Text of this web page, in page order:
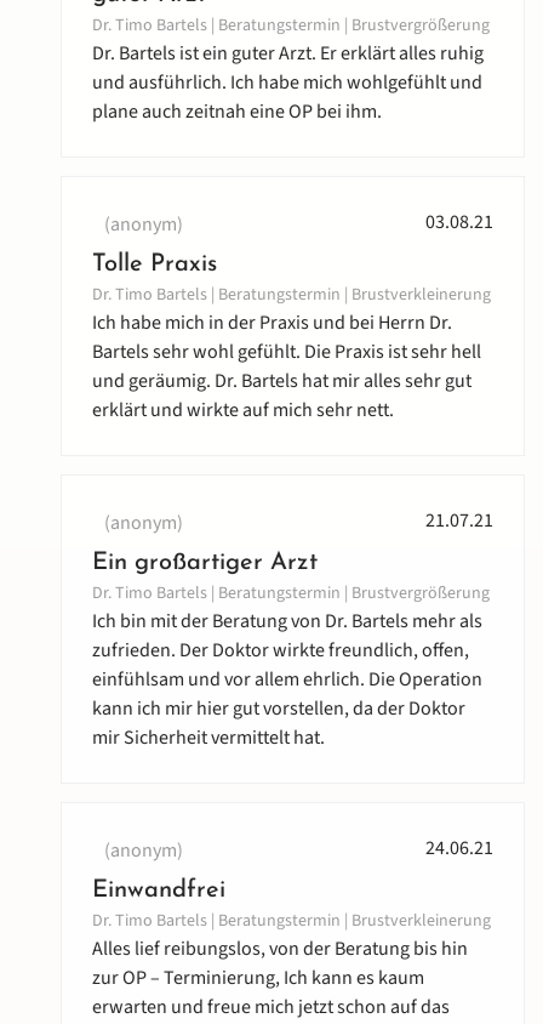
Dr. Timo Bartels | Beratungstermin | Brustvergrößerung
Dr. Bartels ist ein guter Arzt. Er erklärt alles ruhig
und ausführlich. Ich habe mich wohlgefühlt und
plane auch zeitnah eine OP bei ihm.
(anonym) 03.08.21
Tolle Praxis
Dr. Timo Bartels | Beratungstermin | Brustverkleinerung
Ich habe mich in der Praxis und bei Herrn Dr.
Bartels sehr wohl gefühlt. Die Praxis ist sehr hell
und geräumig. Dr. Bartels hat mir alles sehr gut
erklärt und wirkte auf mich sehr nett.
(anonym) 21.07.21
Ein großartiger Arzt
Dr. Timo Bartels | Beratungstermin | Brustvergrößerung
Ich bin mit der Beratung von Dr. Bartels mehr als
zufrieden. Der Doktor wirkte freundlich, offen,
einfühlsam und vor allem ehrlich. Die Operation
kann ich mir hier gut vorstellen, da der Doktor
mir Sicherheit vermittelt hat.
(anonym) 24.06.21
Einwandfrei
Dr. Timo Bartels | Beratungstermin | Brustverkleinerung
Alles lief reibungslos, von der Beratung bis hin
zur OP – Terminierung, Ich kann es kaum
erwarten und freue mich jetzt schon auf das